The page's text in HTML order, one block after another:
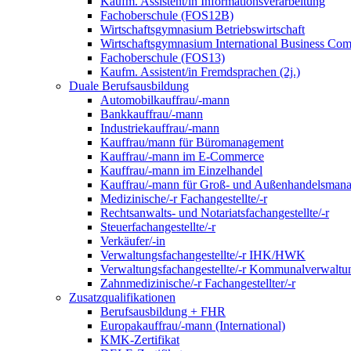
Fachoberschule (FOS12B)
Wirtschaftsgymnasium Betriebswirtschaft
Wirtschaftsgymnasium International Business
Fachoberschule (FOS13)
Kaufm. Assistent/in Fremdsprachen (2j.)
Duale Berufsausbildung
Automobilkauffrau/-mann
Bankkauffrau/-mann
Industriekauffrau/-mann
Kauffrau/mann für Büromanagement
Kauffrau/-mann im E-Commerce
Kauffrau/-mann im Einzelhandel
Kauffrau/-mann für Groß- und
Medizinische/-r Fachangestellte/-r
Rechtsanwalts- und Notariatsfachangestellte/-r
Steuerfachangestellte/-r
Verkäufer/-in
Verwaltungs­fach­angestellte/-r IHK/HWK
Verwaltungsfach­angestellte/-r
Zahnmedizinische/-r Fachangestellter/-r
Zusatzqualifikationen
Berufsausbildung + FHR
Europakauffrau/-mann (International)
KMK-Zertifikat